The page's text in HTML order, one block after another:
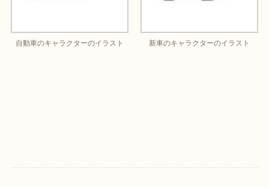
自動車のキャラクターのイラスト 新車のキャラクターのイラスト